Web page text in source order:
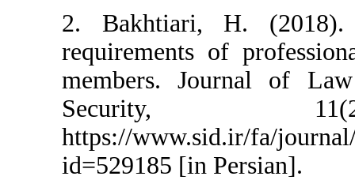
2. Bakhtiari, H.
requirements of
members.
https://www.sid.ir/
id=529185 [in